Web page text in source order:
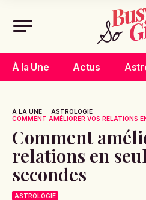
À la Une Actus
À LA UNE
ASTROLOGIE
COMMENT AMÉLIORER VOS RELATIONS
Comment
relations en
secondes
ASTROLOGIE